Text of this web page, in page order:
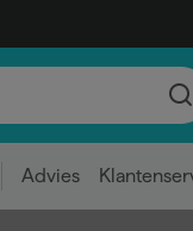
Advies